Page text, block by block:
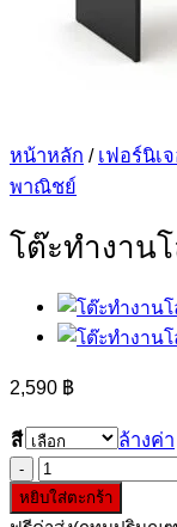
หน้าหลัก / เฟอร์นิเ
พาณิชย์
โต๊ะทำงานโ
2,590 ฿
สี
ล้างค่า
จำนวน
โต๊ะ
หยิบใส่ตะกร้า